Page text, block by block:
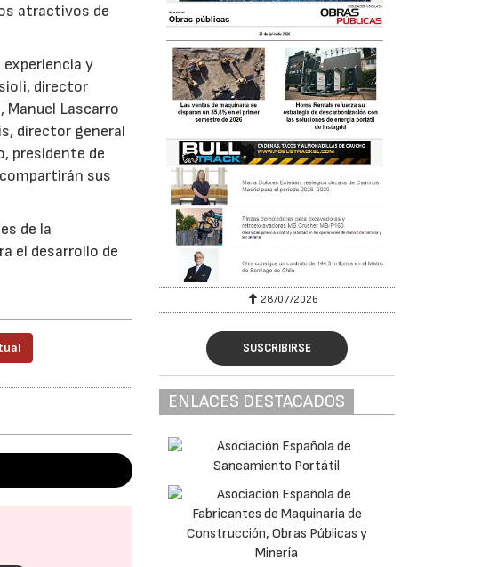
atractivos de
y
director
Manuel Lascarro
director general
presidente de
sus
de la
el desarrollo de
28/07/2026
SUSCRIBIRSE
ENLACES DESTACADOS